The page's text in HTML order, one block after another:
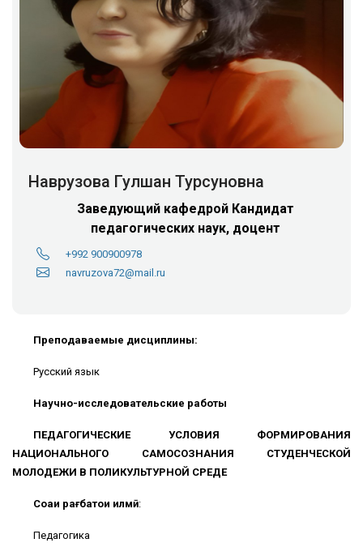
Наврузова Гулшан Турсуновна
Заведующий кафедрой Кандидат
педагогических наук, доцент
+992 900900978
navruzova72@mail.ru
Преподаваемые дисциплины:
Русский язык
Научно-исследовательские работы
ПЕДАГОГИЧЕСКИЕ УСЛОВИЯ ФОРМИРОВАНИЯ
НАЦИОНАЛЬНОГО САМОСОЗНАНИЯ СТУДЕНЧЕСКОЙ
МОЛОДЕЖИ В ПОЛИКУЛЬТУРНОЙ СРЕДЕ
Соҳаи рағбатҳои илмӣ:
Педагогика